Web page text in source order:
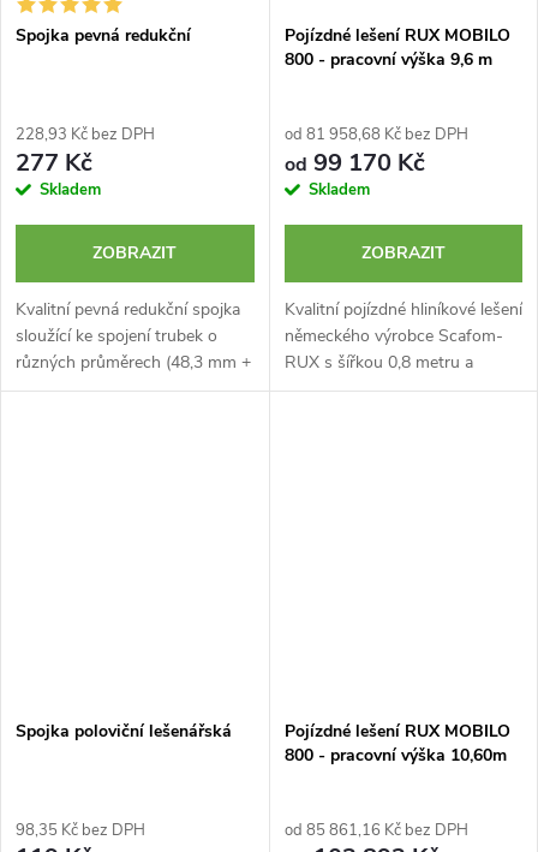
Spojka pevná redukční
228,93 Kč bez DPH
277 Kč
Skladem
ZOBRAZIT
Kvalitní pevná redukční spojka
sloužící ke spojení trubek o
různých průměrech (48,3 mm +
jiný průměr). Vyrobeno v
Pojízdné lešení RUX MOBILO
800 - pracovní výška 9,6 m
od 81 958,68 Kč bez DPH
od 99 170 Kč
Skladem
ZOBRAZIT
Kvalitní pojízdné hliníkové lešení
německého výrobce Scafom-
RUX s šířkou 0,8 metru a
výškou 9,6 m. Typ MOBILO 800
Spojka poloviční lešenářská
98,35 Kč bez DPH
Pojízdné lešení RUX MOBILO
800 - pracovní výška 10,60m
od 85 861,16 Kč bez DPH